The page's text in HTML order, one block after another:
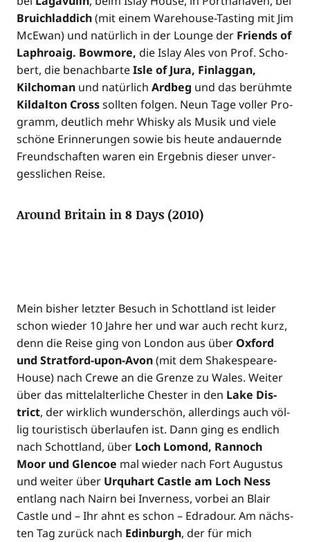
Bruich­lad­dich(mit einem Warehouse-Tasting mit Jim
McE­wan) und natür­lich in der Lounge der Fri­ends of
Laphro­aig. Bow­mo­re, die Islay Ales von Prof. Scho­
bert, die benach­bar­teIsle of Jura, Fin­lag­gan,
Kilcho­manund natür­lich Ard­beg und das berühm­te
Kild­al­ton Crosssoll­ten fol­gen. Neun Tage vol­ler Pro­
gramm, deut­lich mehr Whis­ky als Musik und vie­le
schö­ne Erin­ne­run­gen sowie bis heu­te andau­ern­de
Freund­schaf­ten waren ein Ergeb­nis die­ser unver­
gess­li­chen Reise.
Around Britain in 8 Days (2010)
Mein bis­her letz­ter Besuch in Schott­land ist lei­der
schon wie­der 10 Jah­re her und war auch recht kurz,
denn die Rei­se ging von Lon­don aus überOxford
und Strat­ford-upon-Avon(mit dem Shake­speare-
House) nach Cre­we an die Gren­ze zu Wales. Wei­ter
über das mit­tel­al­ter­li­che Ches­ter in den Lake Dis­
trict, der wirk­lich wun­der­schön, aller­dings auch völ­
lig tou­ris­tisch über­lau­fen ist. Dann ging es end­lich
nach Schott­land, über Loch Lomond, Ran­noch
Moor und Glen­coe mal wie­der nach Fort Augus­tus
und wei­ter über Urquhart Cast­le am Loch Ness
ent­lang nach Nairn bei Inver­ness, vor­bei an Blair
Cast­le und – Ihr ahnt es schon – Edra­dour. Am nächs­
ten Tag zurück nach Edin­burgh, der für mich